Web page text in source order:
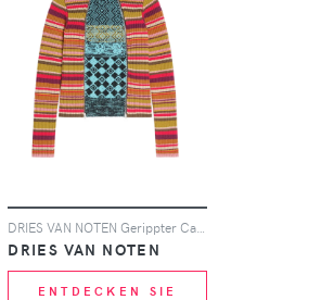
DRIES VAN NOTEN Gerippter Cardigan - Rot
DRIES VAN NOTEN
ENTDECKEN SIE